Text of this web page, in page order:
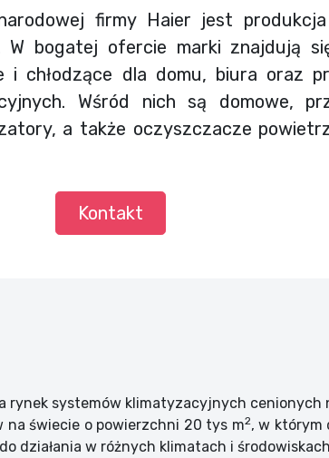
firmy Haier jest
W bogatej ofercie marki znajdują
i chłodzące dla domu, biura oraz
Wśród nich są domowe,
a także oczyszczacze
Kontakt
systemów klimatyzacyjnych cenionych
świecie o powierzchni 20 tys m2, w którym
działania w różnych klimatach i